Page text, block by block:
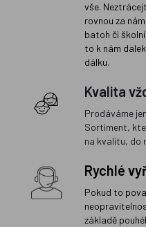
vše.
rovnou za
batoh či
to k nám
dálku.
Kvalita
Prodáváme
Sortiment,
na kvalitu, do
Rychlé
Pokud to
základě